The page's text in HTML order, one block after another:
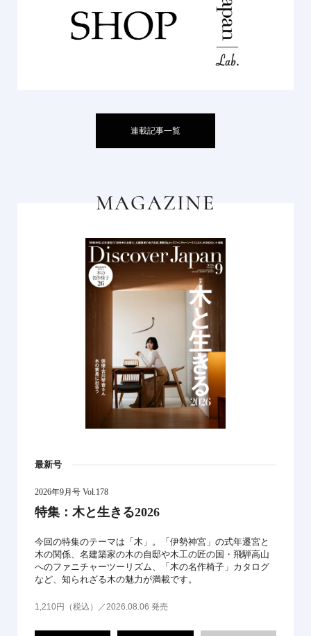
連載記事一覧
MAGAZINE
最新号
2026年9月号 Vol.178
特集：木と生きる2026
今回の特集のテーマは「木」。「伊勢神宮」の式年遷宮と
木の関係、名建築家の木の自邸や木工の匠の国・飛騨高山
へのファニチャーツーリズム、「木の名作椅子」カタログ
など、知られざる木の魅力が満載です。
1,210円（税込）／2026.08.06 発売